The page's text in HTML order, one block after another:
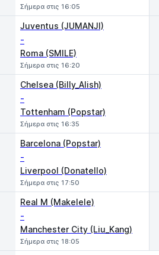
Σήμερα στις 16:05
Juventus (JUMANJI)
-
Roma (SMILE)
Σήμερα στις 16:20
Chelsea (Billy_Alish)
-
Tottenham (Popstar)
Σήμερα στις 16:35
Barcelona (Popstar)
-
Liverpool (Donatello)
Σήμερα στις 17:50
Real M (Makelele)
-
Manchester City (Liu_Kang)
Σήμερα στις 18:05